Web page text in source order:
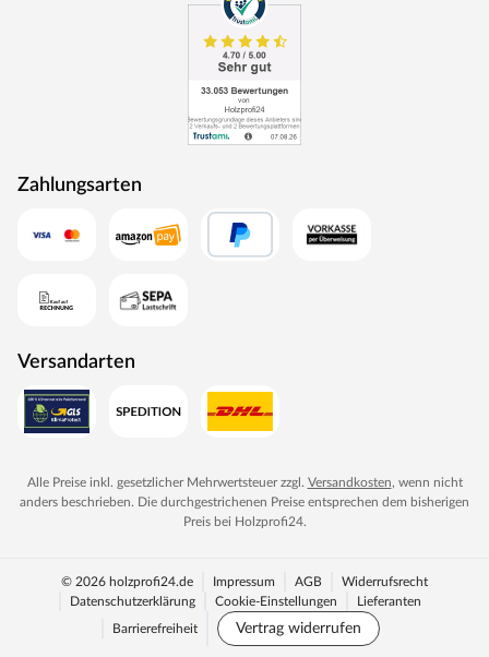
Zahlungsarten
Versandarten
Alle Preise inkl. gesetzlicher Mehrwertsteuer zzgl. Versandkosten, wenn nicht
anders beschrieben. Die durchgestrichenen Preise entsprechen dem bisherigen
Preis bei Holzprofi24.
© 2026 holzprofi24.de Impressum AGB
Widerrufsrecht
Datenschutzerklärung
Cookie-Einstellungen Lieferanten
Barrierefreiheit Vertrag widerrufen